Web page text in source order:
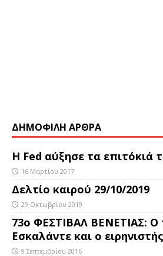
ΔΗΜΟΦΙΛΗ ΑΡΘΡΑ
Η Fed αύξησε τα επιτόκιά
16 Μαρτίου 2017
Δελτίο καιρού 29/10/2019
29 Οκτωβρίου 2019
73ο ΦΕΣΤΙΒΑΛ ΒΕΝΕΤΙΑΣ: Ο
Εσκαλάντε και ο
9 Σεπτεμβρίου 2016